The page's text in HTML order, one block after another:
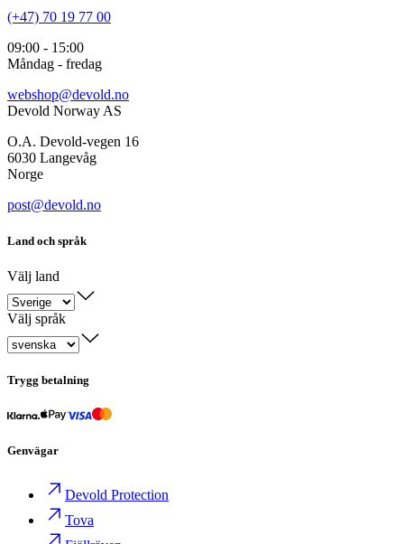
(+47) 70 19 77 00
09:00 - 15:00
Måndag - fredag
webshop@devold.no
Devold Norway AS
O.A. Devold-vegen 16
6030 Langevåg
Norge
post@devold.no
Land och språk
Välj land
Välj språk
Trygg betalning
Genvägar
Devold Protection
Tova